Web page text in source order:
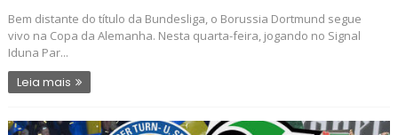
Bem distante do título da Bundesliga, o Borussia Dortmund segue
vivo na Copa da Alemanha. Nesta quarta-feira, jogando no Signal
Iduna Par...
Leia mais